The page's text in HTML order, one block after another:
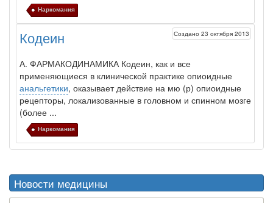
Наркомания
Кодеин Создано 23 октября 2013
А. ФАРМАКОДИНАМИКА Кодеин, как и все
применяющиеся в кли­нической практике опиоидные
анальгетики, оказывает действие на мю (р) опиоидные
ре­цепторы, локализованные в головном и спин­ном мозге
(более ...
Наркомания
Новости медицины